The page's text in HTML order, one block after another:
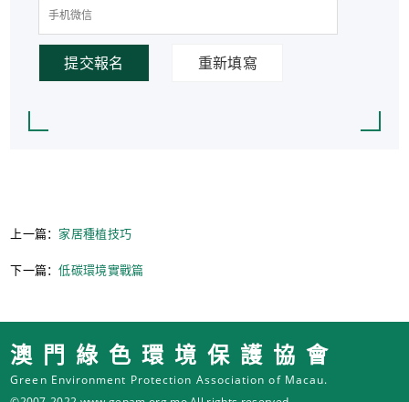
提交報名 重新填寫
上一篇： 家居種植技巧
下一篇：低碳環境實戰篇
澳門綠色環境保護協會
Green Environment Protection Association of Macau.